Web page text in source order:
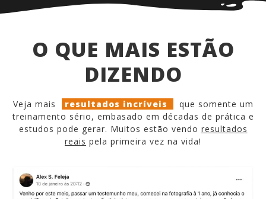
O QUE MAIS ESTÃO
DIZENDO
Veja mais resultados incríveis
que somente um
treinamento sério, embasado em décadas de prática e
estudos pode gerar. Muitos estão vendo resultados
reais pela primeira vez na vida!